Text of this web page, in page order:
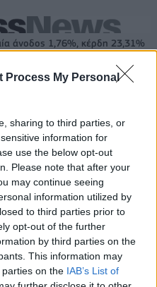
Process My Personal
sharing to third parties, or
information for
use the below opt-out
Please note that after your
may continue seeing
information utilized by
to third parties prior to
opt-out of the further
by third parties on the
This information may
on the IAB’s List of
άνοδος 1,76%, κέρδη 23,31%
Υπ. Μεταφορών: Οριστική λύση
στο ζήτημα των πινακίδων
κυκλοφορίας - Τέλος στις
χρονοβόρες διαδικασίες
στην KG Mobility
Ατρόμητος και Novibet